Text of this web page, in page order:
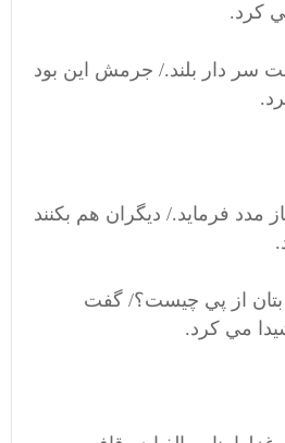
کرد.
سر دار بلند./ جرمش اين بود
مدد فرمايد./ ديگران هم بکنند
از پي چيست؟/ گفت
مي کرد.